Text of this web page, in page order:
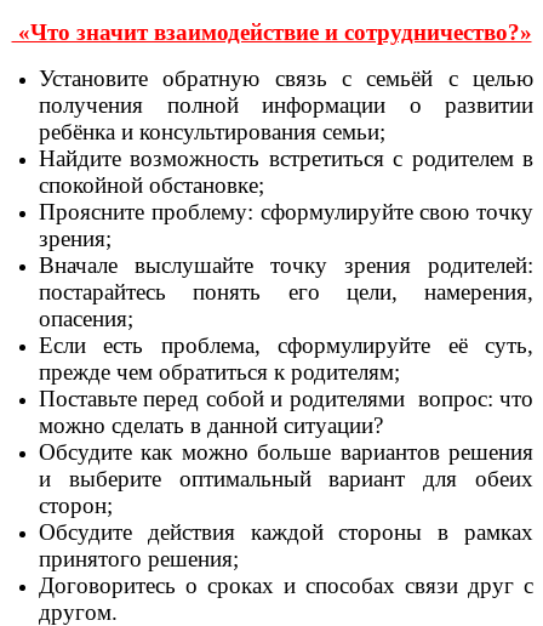
«Что значит взаимодействие и сотрудничество?»
Установите обратную связь с семьёй с целью
получения полной информации о развитии
ребёнка и консультирования семьи;
Найдите возможность встретиться с родителем в
спокойной обстановке;
Проясните проблему: сформулируйте свою точку
зрения;
Вначале выслушайте точку зрения родителей:
постарайтесь понять его цели, намерения,
опасения;
Если есть проблема, сформулируйте её суть,
прежде чем обратиться к родителям;
Поставьте перед собой и родителями вопрос: что
можно сделать в данной ситуации?
Обсудите как можно больше вариантов решения
и выберите оптимальный вариант для обеих
сторон;
Обсудите действия каждой стороны в рамках
принятого решения;
Договоритесь о сроках и способах связи друг с
другом.